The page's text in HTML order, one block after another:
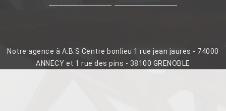
Notre agence à A.B.S Centre bonlieu 1 rue jean jaures - 74000
ANNECY et 1 rue des pins - 38100 GRENOBLE